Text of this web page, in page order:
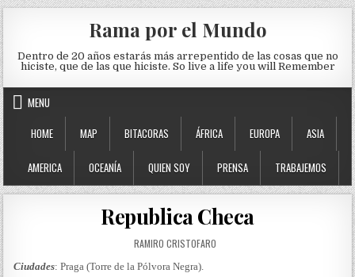
Skip to content
Rama por el Mundo
Dentro de 20 años estarás más arrepentido de las cosas que no
hiciste, que de las que hiciste. So live a life you will Remember
MENU
HOME
MAP BITACORAS ÁFRICA EUROPA ASIA
AMERICA OCEANÍA QUIEN SOY PRENSA TRABAJEMOS
Republica Checa
AUTHOR:
RAMIRO CRISTOFARO
Ciudades: Praga (Torre de la Pólvora Negra).